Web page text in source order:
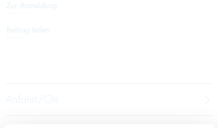
Zur Anmeldung
Beitrag teilen
Anfahrt/Ort